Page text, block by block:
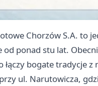
Chorzów S.A. to
od ponad stu lat.
łączy bogate tradycje
ul. Narutowicza,